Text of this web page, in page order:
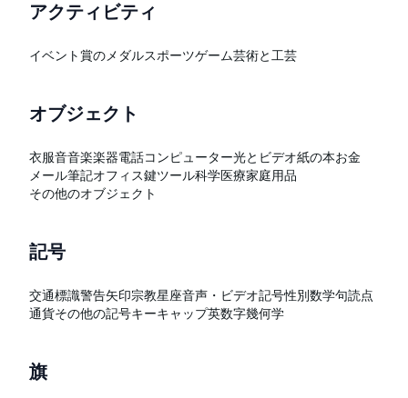
アクティビティ
イベント賞のメダルスポーツゲーム芸術と工芸
オブジェクト
衣服音音楽楽器電話コンピューター光とビデオ紙の本お金
メール筆記オフィス鍵ツール科学医療家庭用品
その他のオブジェクト
記号
交通標識警告矢印宗教星座音声・ビデオ記号性別数学句読点
通貨その他の記号キーキャップ英数字幾何学
旗